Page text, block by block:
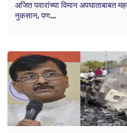
अजित पवारांच्या विमान अपघाताबाबत
नुकसान, पण...